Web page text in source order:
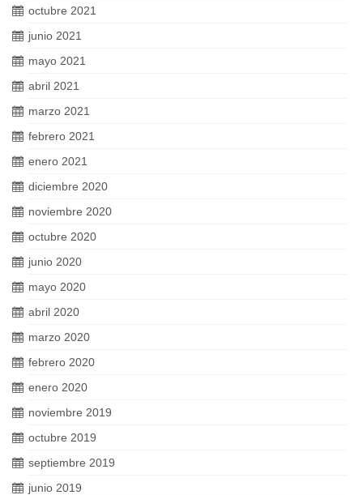
octubre 2021
junio 2021
mayo 2021
abril 2021
marzo 2021
febrero 2021
enero 2021
diciembre 2020
noviembre 2020
octubre 2020
junio 2020
mayo 2020
abril 2020
marzo 2020
febrero 2020
enero 2020
noviembre 2019
octubre 2019
septiembre 2019
junio 2019